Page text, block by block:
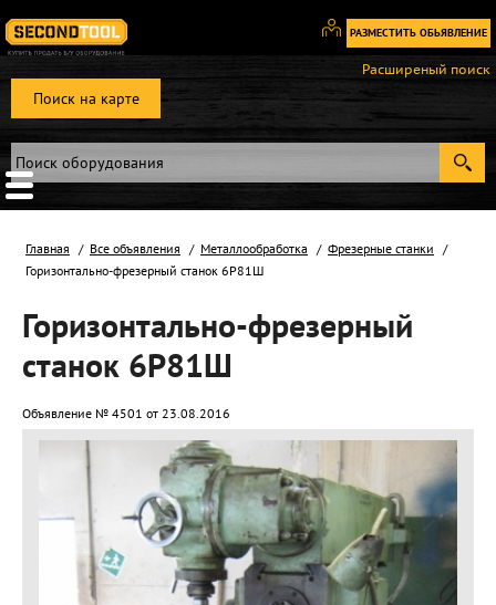
РАЗМЕСТИТЬ ОБЬЯВЛЕНИЕ
Вход
Регистрация
Поиск на карте
Расширеный поиск
Главная Все объявления Металлообработка
Фрезерные станки
Горизонтально-фрезерный станок 6Р81Ш
Горизонтально-фрезерный
станок 6Р81Ш
Объявление № 4501 от 23.08.2016